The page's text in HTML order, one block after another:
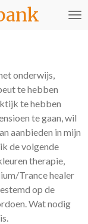
onderwijs,
te hebben
te hebben
te gaan, wil
aanbieden in mijn
de volgende
therapie,
Trance healer
op de
Wat nodig